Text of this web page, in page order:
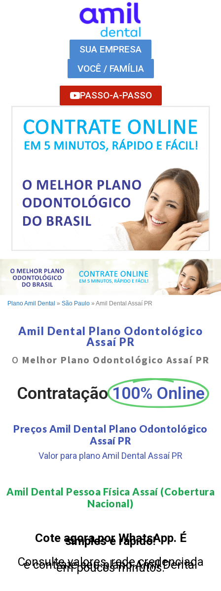
SUA EMPRESA
VOCÊ / FAMÍLIA
PASSO-A-PASSO
Plano Amil Dental » São Paulo » Amil Dental Assaí PR
Amil Dental Plano Odontológico
Assaí PR
O Melhor Plano Odontológico Assaí PR
Contratação 100% Online
Preços Amil Dental Plano Odontológico
Assaí PR
Valor para plano Amil Dental Assaí PR
Amil Dental Pessoa Física Assaí (Cobertura
Nacional)​
Cote agora por WhatsApp. É
simples e rápido!
Consulte valores, rede credenciada
e contrate seu plano Amil Dental
em poucos minutos.